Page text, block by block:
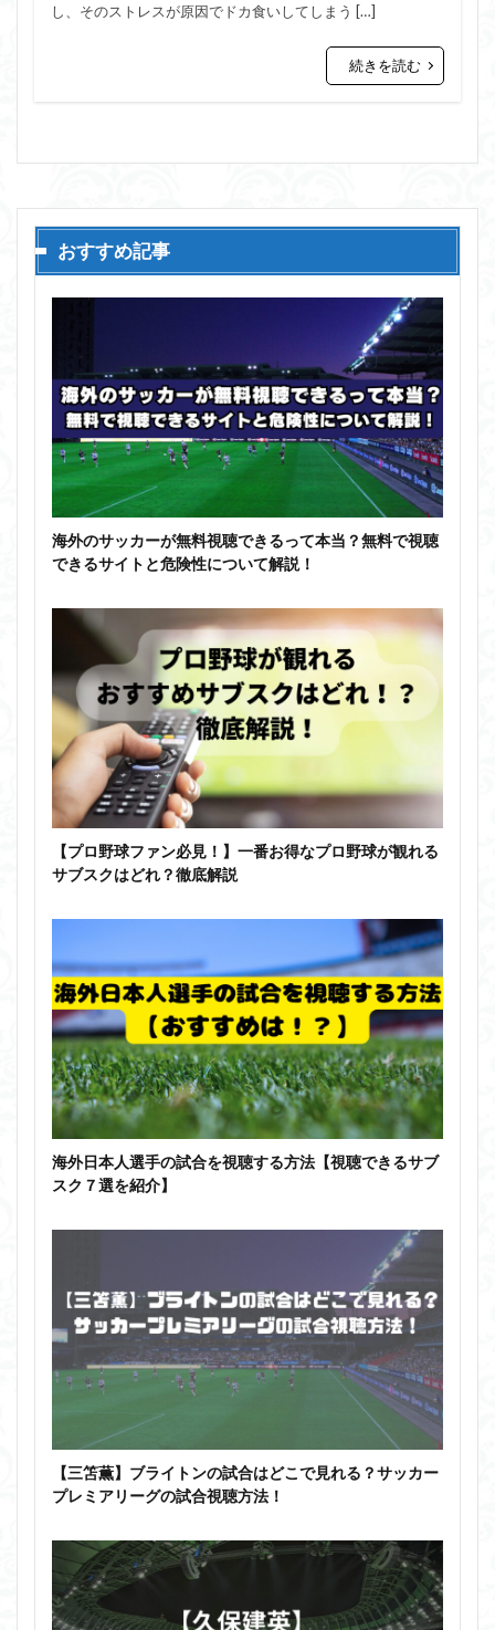
し、そのストレスが原因でドカ食いしてしまう […]
続きを読む
おすすめ記事
海外のサッカーが無料視聴できるって本当？無料で視聴
できるサイトと危険性について解説！
【プロ野球ファン必見！】一番お得なプロ野球が観れる
サブスクはどれ？徹底解説
海外日本人選手の試合を視聴する方法【視聴できるサブ
スク７選を紹介】
【三笘薫】ブライトンの試合はどこで見れる？サッカー
プレミアリーグの試合視聴方法！